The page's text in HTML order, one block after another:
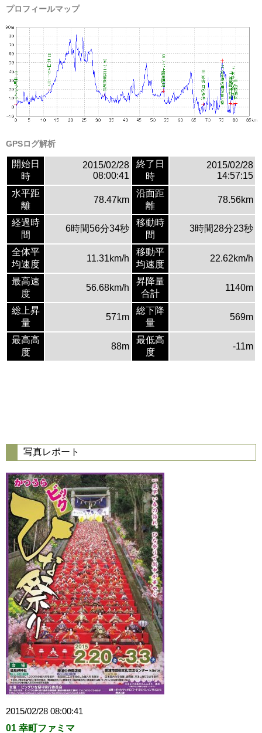
プロフィールマップ
GPSログ解析
開始日
時
2015/02/28
08:00:41
終了日
時
2015/02/28
14:57:15
水平距
離
78.47km
沿面距
離
78.56km
経過時
間
6時間56分34秒
移動時
間
3時間28分23秒
全体平
均速度
11.31km/h
移動平
均速度
22.62km/h
最高速
度
56.68km/h
昇降量
合計
1140m
総上昇
量
571m
総下降
量
569m
最高高
度
88m
最低高
度
-11m
写真レポート
2015/02/28 08:00:41
01 幸町ファミマ